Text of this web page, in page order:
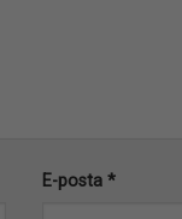
E-posta *